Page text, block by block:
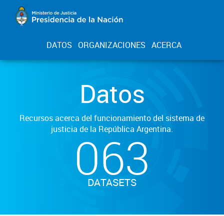
DATOS ORGANIZACIONES ACERCA
Datos
Recursos acerca del funcionamiento del sistema de
justicia de la República Argentina.
063
DATASETS